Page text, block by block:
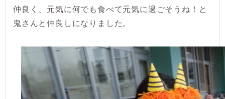
仲良く、元気に何でも食べて元気に過ごそうね！と
鬼さんと仲良しになりました。